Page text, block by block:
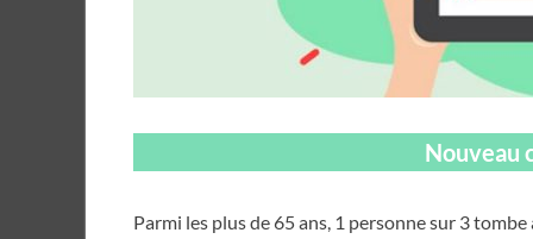
Nouveau
Parmi les plus de 65 ans, 1 personne sur 3 tombe